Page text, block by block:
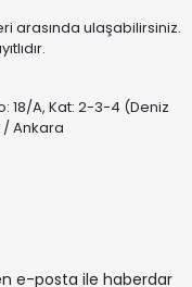
arasında ulaşabilirsiniz.
18/A, Kat: 2-3-4 (Deniz
/ Ankara
e-posta ile haberdar